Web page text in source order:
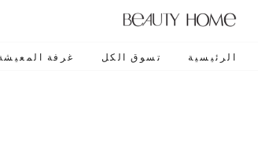
الرئيسية تسوق الكل غرفة